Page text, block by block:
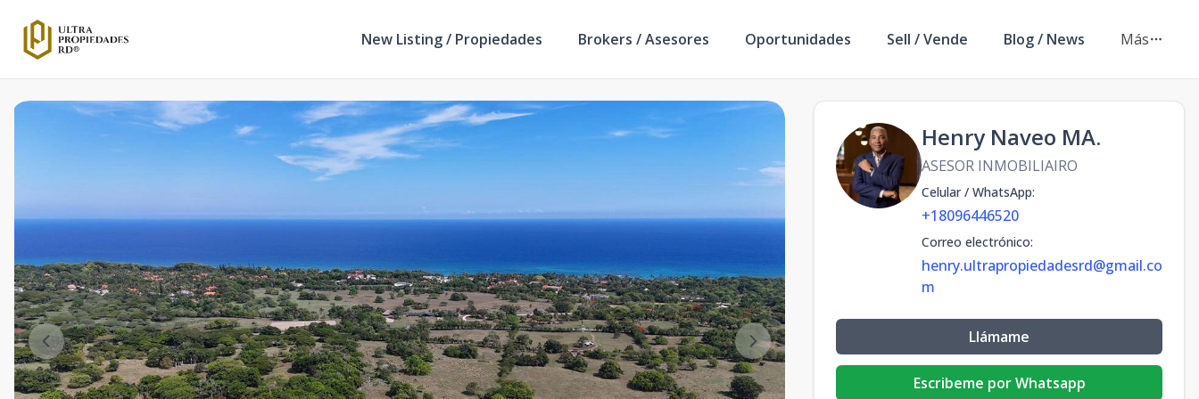
New Listing / Propiedades Brokers / Asesores Oportunidades Sell / Vende Blog / News Más
Henry Naveo MA.
ASESOR INMOBILIAIRO
Celular / WhatsApp:
+18096446520
Correo electrónico:
henry.ultrapropiedadesrd@gmail.co
m
Llámame
Escribeme por Whatsapp